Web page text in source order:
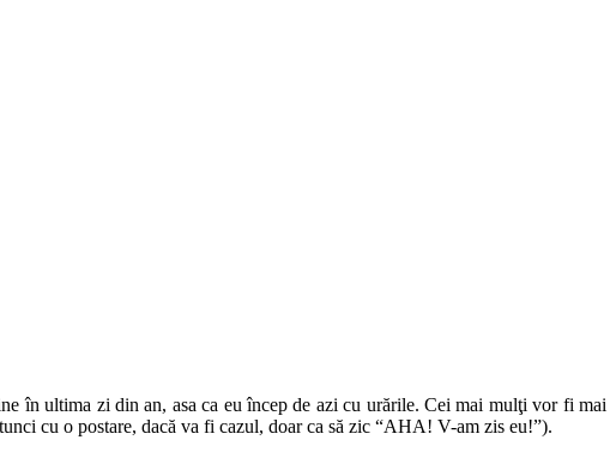
în ultima zi din an, asa ca eu încep de azi cu urările. Cei mai mulţi vor fi mai
cu o postare, dacă va fi cazul, doar ca să zic “AHA! V-am zis eu!”).